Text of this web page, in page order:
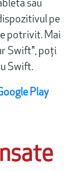
sau
pe
potrivit. Mai
Swift", poți
Swift.
Play